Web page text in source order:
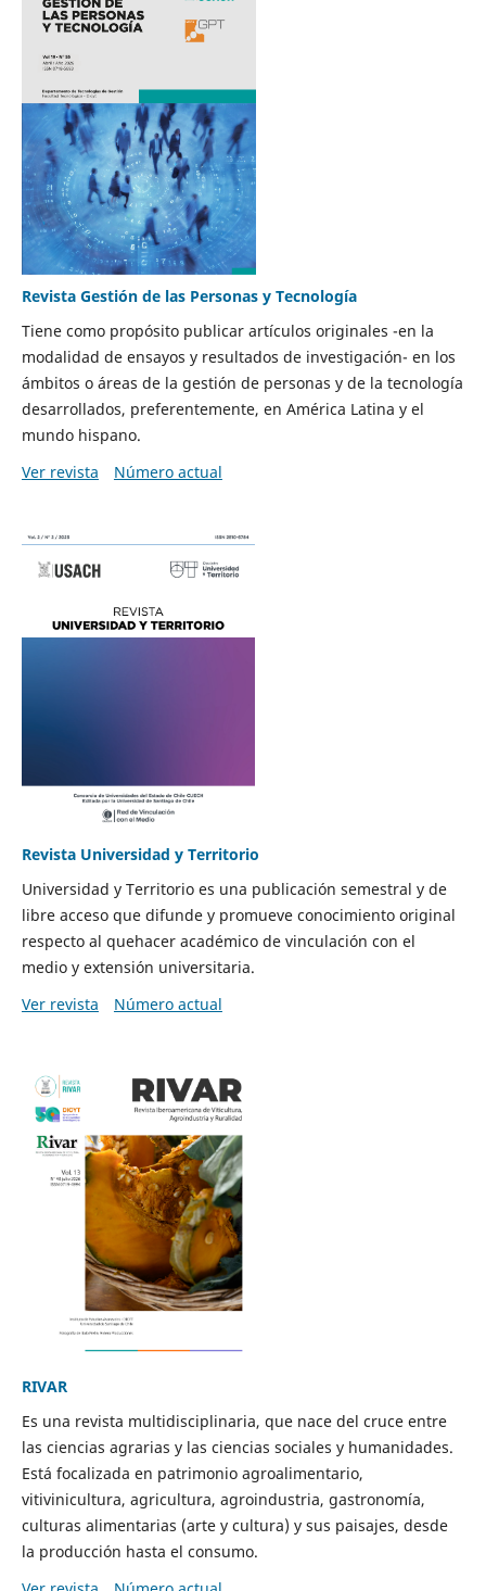
Revista Gestión de las Personas y Tecnología
Tiene como propósito publicar artículos originales -en la
modalidad de ensayos y resultados de investigación- en los
ámbitos o áreas de la gestión de personas y de la tecnología
desarrollados, preferentemente, en América Latina y el
mundo hispano.
Ver revista
Número actual
Revista Universidad y Territorio
Universidad y Territorio es una publicación semestral y de
libre acceso que difunde y promueve conocimiento original
respecto al quehacer académico de vinculación con el
medio y extensión universitaria.
Ver revista
Número actual
RIVAR
Es una revista multidisciplinaria, que nace del cruce entre
las ciencias agrarias y las ciencias sociales y humanidades.
Está focalizada en patrimonio agroalimentario,
vitivinicultura, agricultura, agroindustria, gastronomía,
culturas alimentarias (arte y cultura) y sus paisajes, desde
la producción hasta el consumo.